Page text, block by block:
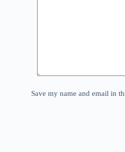
Save my name and email in